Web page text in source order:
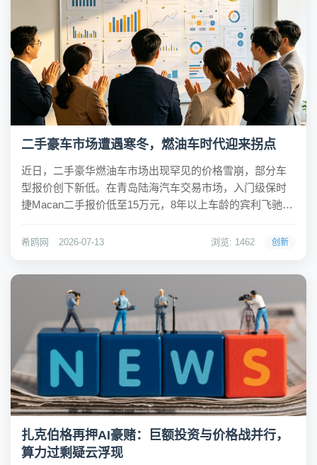
二手豪车市场遭遇寒冬，燃油车时代迎来拐点
近日，二手豪华燃油车市场出现罕见的价格雪崩，部分车
型报价创下新低。在青岛陆海汽车交易市场，入门级保时
捷Macan二手报价低至15万元，8年以上车龄的宾利飞驰挂
际成交价已跌至6.8万元。这些数字标志着昔日保值率坚挺
希鸥网 2026-07-13 浏览: 1462 创新
扎克伯格再押AI豪赌：巨额投资与价格战并行，
算力过剩疑云浮现